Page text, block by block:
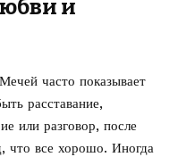
и
часто показывает
расставание,
или разговор, после
что все хорошо. Иногда